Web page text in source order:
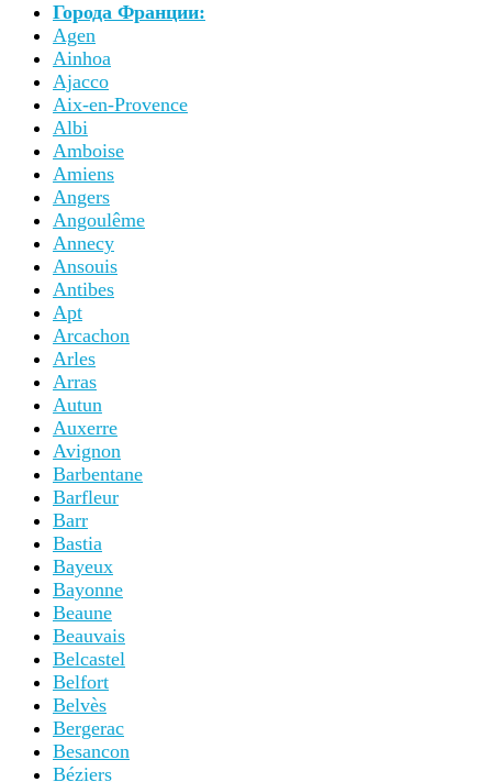
Города Франции:
Agen
Ainhoa
Ajacco
Aix-en-Provence
Albi
Amboise
Amiens
Angers
Angoulême
Annecy
Ansouis
Antibes
Apt
Arcachon
Arles
Arras
Autun
Auxerre
Avignon
Barbentane
Barfleur
Barr
Bastia
Bayeux
Bayonne
Beaune
Beauvais
Belcastel
Belfort
Belvès
Bergerac
Besancon
Béziers